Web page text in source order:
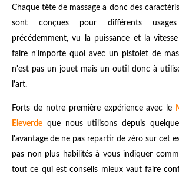
Chaque tête de massage a donc des
sont conçues pour différents
précédemment, vu la puissance et la
faire n'importe quoi avec un pistolet de
n'est pas un jouet mais un outil donc à
l'art.
Forts de notre première expérience avec le
Eleverde que nous utilisons depuis
l'avantage de ne pas repartir de zéro sur cet
pas non plus habilités à vous indiquer
tout ce qui est conseils mieux vaut faire